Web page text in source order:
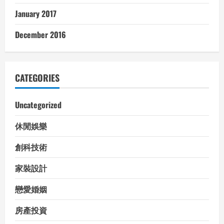
January 2017
December 2016
CATEGORIES
Uncategorized
休閒娛樂
創科技術
家裝設計
戀愛婚姻
房產投資